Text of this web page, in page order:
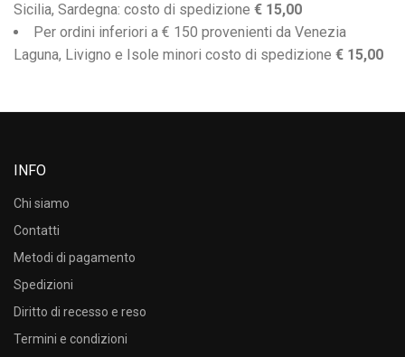
Sicilia, Sardegna: costo di spedizione € 15,00
Per ordini inferiori a € 150 provenienti da Venezia
Laguna, Livigno e Isole minori costo di spedizione € 15,00
INFO
Chi siamo
Contatti
Metodi di pagamento
Spedizioni
Diritto di recesso e reso
Termini e condizioni